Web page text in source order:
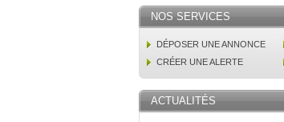
NOS SERVICES
DÉPOSER UNE ANNONCE
CRÉER UNE ALERTE
ACTUALITÉS